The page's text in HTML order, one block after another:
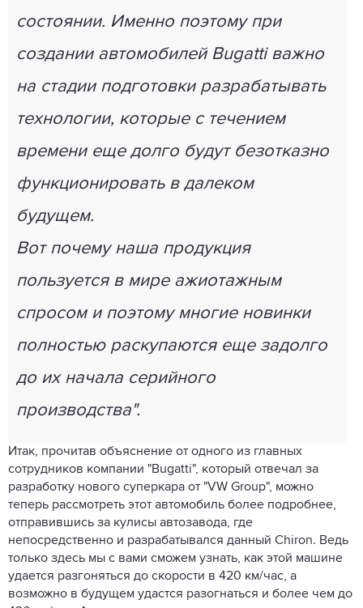
состоянии. Именно поэтому при
создании автомобилей Bugatti важно
на стадии подготовки разрабатывать
технологии, которые с течением
времени еще долго будут безотказно
функционировать в далеком
будущем.
Вот почему наша продукция
пользуется в мире ажиотажным
спросом и поэтому многие новинки
полностью раскупаются еще задолго
до их начала серийного
производства".
Итак, прочитав объяснение от одного из главных
сотрудников компании "Bugatti", который отвечал за
разработку нового суперкара от "VW Group", можно
теперь рассмотреть этот автомобиль более подробнее,
отправившись за кулисы автозавода, где
непосредственно и разрабатывался данный Chiron. Ведь
только здесь мы с вами сможем узнать, как этой машине
удается разгоняться до скорости в 420 км/час, а
возможно в будущем удастся разогнаться и более чем до